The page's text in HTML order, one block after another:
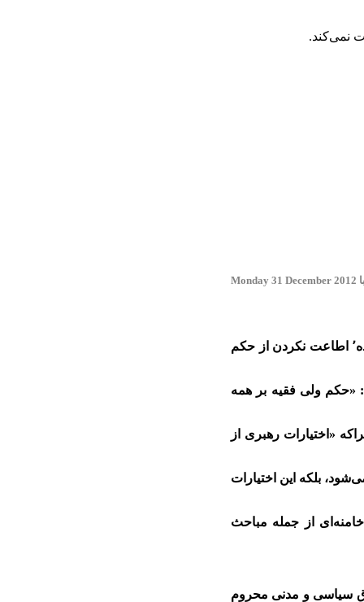
نمی‌کند.
دیگربان: عبدالنبی نمازی٬ امام جمعه کاشان می‌گوید اختیارات رهبری از سوی خدا «تفویض» شده٬ اطاعت نکردن از حکم
گفته است: «حکم ولی فقیه بر همه
«اختیارات رهبری از
بلکه این اختیارات
شخص علی خامنه‌ای از جمله مباحث
سیاسی و مدنی محروم